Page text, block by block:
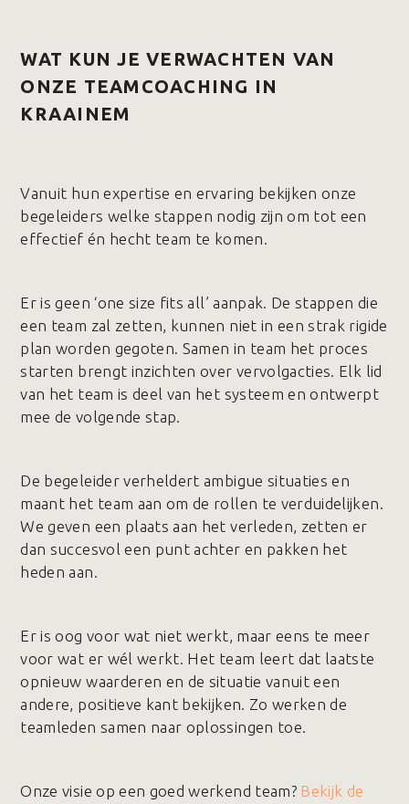
WAT KUN JE VERWACHTEN VAN
ONZE TEAMCOACHING IN
KRAAINEM
Vanuit hun expertise en ervaring bekijken onze
begeleiders welke stappen nodig zijn om tot een
effectief én hecht team te komen.
Er is geen ‘one size fits all’ aanpak. De stappen die
een team zal zetten, kunnen niet in een strak rigide
plan worden gegoten. Samen in team het proces
starten brengt inzichten over vervolgacties. Elk lid
van het team is deel van het systeem en ontwerpt
mee de volgende stap.
De begeleider verheldert ambigue situaties en
maant het team aan om de rollen te verduidelijken.
We geven een plaats aan het verleden, zetten er
dan succesvol een punt achter en pakken het
heden aan.
Er is oog voor wat niet werkt, maar eens te meer
voor wat er wél werkt. Het team leert dat laatste
opnieuw waarderen en de situatie vanuit een
andere, positieve kant bekijken. Zo werken de
teamleden samen naar oplossingen toe.
Onze visie op een goed werkend team? Bekijk de